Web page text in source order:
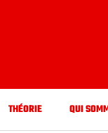
THÉORIE QUI